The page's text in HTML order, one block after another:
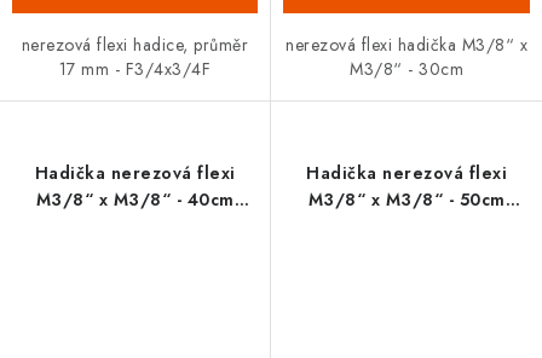
nerezová flexi hadice, průměr
17 mm - F3/4x3/4F
nerezová flexi hadička M3/8“ x
M3/8“ - 30cm
Hadička nerezová flexi
M3/8“ x M3/8“ - 40cm
Hadička nerezová flexi
M3/8“ x M3/8“ - 50cm